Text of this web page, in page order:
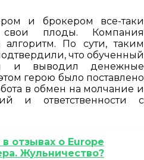
и брокером все-таки
плоды. Компания
алгоритм. По сути, таким
что обученный
и выводил денежные
герою было поставлено
в обмен на молчание и
и ответственности с
отзывах о Europe
Жульничество?